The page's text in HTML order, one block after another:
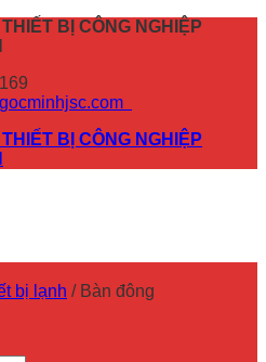
BỊ CÔNG NGHIỆP
BỊ CÔNG NGHIỆP
bị lạnh /Bàn đông